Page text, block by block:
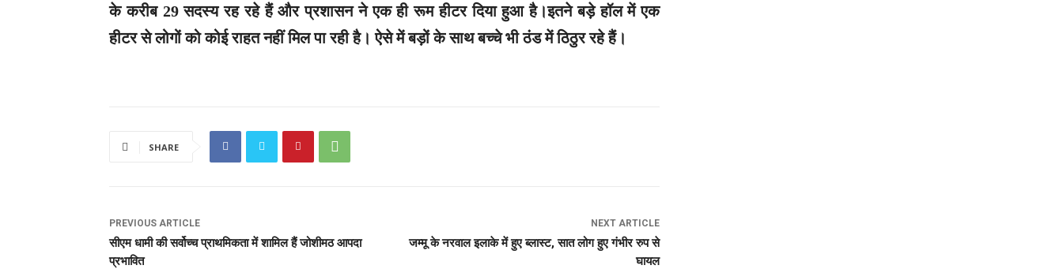
के करीब 29 सदस्य रह रहे हैं और प्रशासन ने एक ही रूम हीटर दिया हुआ है।इतने बड़े हॉल में एक
हीटर से लोगों को कोई राहत नहीं मिल पा रही है। ऐसे में बड़ों के साथ बच्चे भी ठंड में ठिठुर रहे हैं।
SHARE
PREVIOUS ARTICLE
सीएम धामी की सर्वोच्च प्राथमिकता में शामिल हैं जोशीमठ आपदा
प्रभावित
NEXT ARTICLE
जम्मू के नरवाल इलाके में हुए ब्लास्ट, सात लोग हुए गंभीर रुप से
घायल